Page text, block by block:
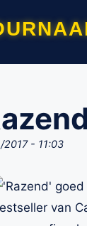
2017 - 11:03
van